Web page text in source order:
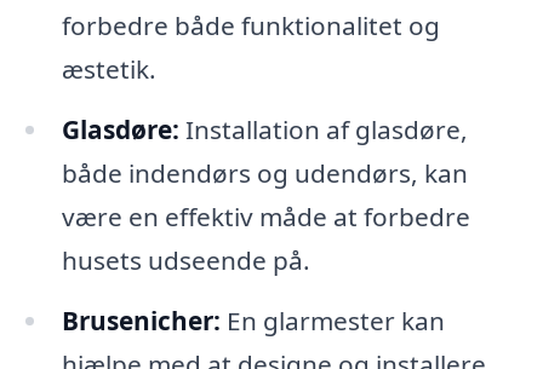
forbedre både funktionalitet og
æstetik.
Glasdøre: Installation af glasdøre,
både indendørs og udendørs, kan
være en effektiv måde at forbedre
husets udseende på.
Brusenicher: En glarmester kan